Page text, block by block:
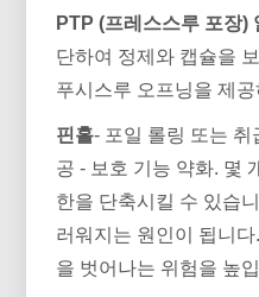
PTP (프레스스루 포장)
단하여 정제와 캡슐을
푸시스루 오프닝을 제
핀홀- 포일 롤링 또는 취
공 - 보호 기능 약화. 몇
한을 단축시킬 수 있습
러워지는 원인이 됩니
을 벗어나는 위험을 높